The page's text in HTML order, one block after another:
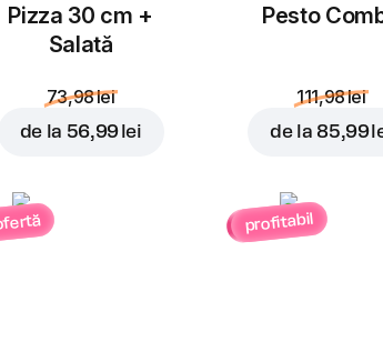
Pizza 30 cm +
Salată
73,98 lei
de la 56,99 lei
Pesto
111,98 lei
de la 85,99
profitabil